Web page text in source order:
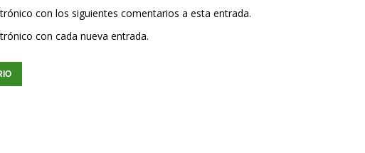
con los siguientes comentarios a esta entrada.
con cada nueva entrada.